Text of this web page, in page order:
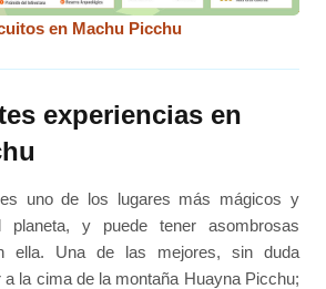
en Machu Picchu
experiencias en
uno de los lugares más mágicos y
planeta, y puede tener asombrosas
ella. Una de las mejores, sin duda
a la cima de la montaña Huayna Picchu;